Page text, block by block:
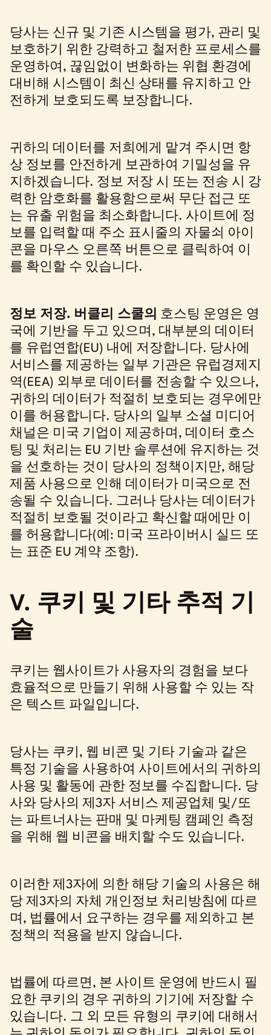
당사는 신규 및 기존 시스템을 평가, 관리 및
보호하기 위한 강력하고 철저한 프로세스를
운영하여, 끊임없이 변화하는 위협 환경에
대비해 시스템이 최신 상태를 유지하고 안
전하게 보호되도록 보장합니다.
귀하의 데이터를 저희에게 맡겨 주시면 항
상 정보를 안전하게 보관하여 기밀성을 유
지하겠습니다. 정보 저장 시 또는 전송 시 강
력한 암호화를 활용함으로써 무단 접근 또
는 유출 위험을 최소화합니다. 사이트에 정
보를 입력할 때 주소 표시줄의 자물쇠 아이
콘을 마우스 오른쪽 버튼으로 클릭하여 이
를 확인할 수 있습니다.
정보 저장. 버클리 스쿨의 호스팅 운영은 영
국에 기반을 두고 있으며, 대부분의 데이터
를 유럽연합(EU) 내에 저장합니다. 당사에
서비스를 제공하는 일부 기관은 유럽경제지
역(EEA) 외부로 데이터를 전송할 수 있으나,
귀하의 데이터가 적절히 보호되는 경우에만
이를 허용합니다. 당사의 일부 소셜 미디어
채널은 미국 기업이 제공하며, 데이터 호스
팅 및 처리는 EU 기반 솔루션에 유지하는 것
을 선호하는 것이 당사의 정책이지만, 해당
제품 사용으로 인해 데이터가 미국으로 전
송될 수 있습니다. 그러나 당사는 데이터가
적절히 보호될 것이라고 확신할 때에만 이
를 허용합니다(예: 미국 프라이버시 실드 또
는 표준 EU 계약 조항).
V. 쿠키 및 기타 추적 기
술
쿠키는 웹사이트가 사용자의 경험을 보다
효율적으로 만들기 위해 사용할 수 있는 작
은 텍스트 파일입니다.
당사는 쿠키, 웹 비콘 및 기타 기술과 같은
특정 기술을 사용하여 사이트에서의 귀하의
사용 및 활동에 관한 정보를 수집합니다. 당
사와 당사의 제3자 서비스 제공업체 및/또
는 파트너사는 판매 및 마케팅 캠페인 측정
을 위해 웹 비콘을 배치할 수도 있습니다.
이러한 제3자에 의한 해당 기술의 사용은 해
당 제3자의 자체 개인정보 처리방침에 따르
며, 법률에서 요구하는 경우를 제외하고 본
정책의 적용을 받지 않습니다.
법률에 따르면, 본 사이트 운영에 반드시 필
요한 쿠키의 경우 귀하의 기기에 저장할 수
있습니다. 그 외 모든 유형의 쿠키에 대해서